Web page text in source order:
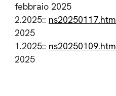
febbraio 2025
2.2025:: ns20250117.htm
2025
1.2025:: ns20250109.htm
2025